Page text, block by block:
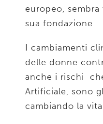
europeo,
sua fondazione.
I cambiamenti
delle donne
anche i rischi
Artificiale, sono
cambiando la